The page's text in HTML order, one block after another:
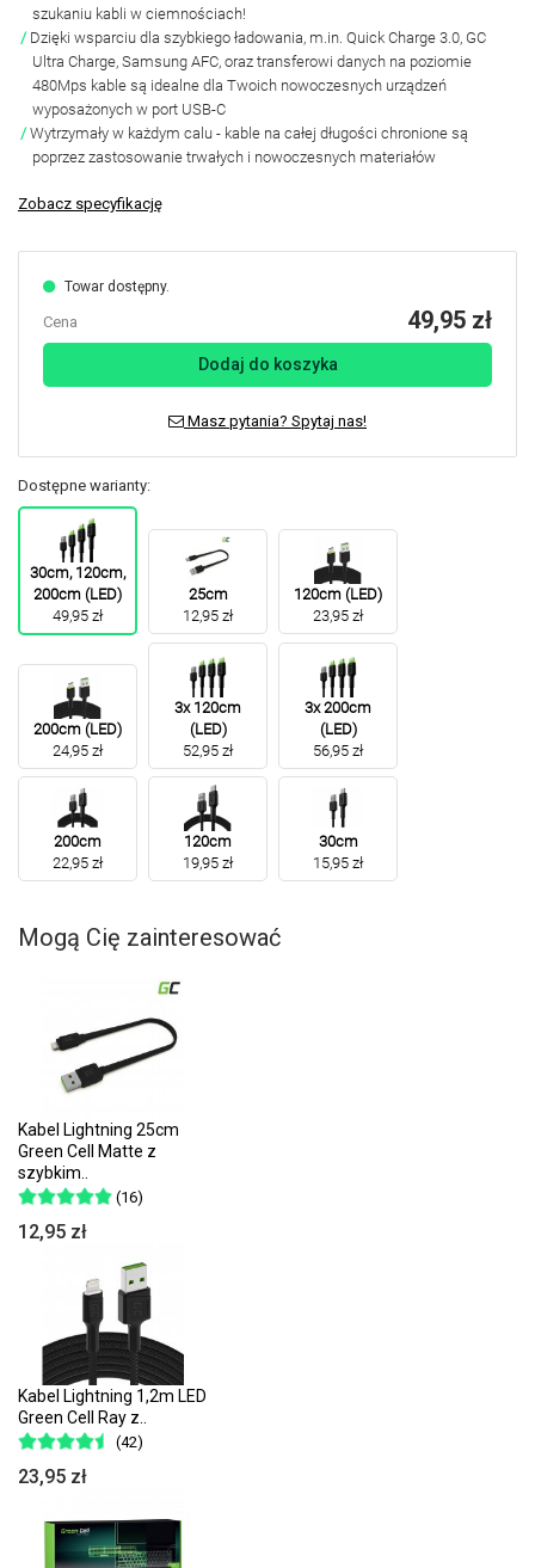
szukaniu kabli w ciemnościach!
Dzięki wsparciu dla szybkiego ładowania, m.in. Quick Charge 3.0, GC
Ultra Charge, Samsung AFC, oraz transferowi danych na poziomie
480Mps kable są idealne dla Twoich nowoczesnych urządzeń
wyposażonych w port USB-C
Wytrzymały w każdym calu - kable na całej długości chronione są
poprzez zastosowanie trwałych i nowoczesnych materiałów
Zobacz specyfikację
Towar dostępny.
Cena 49,95 zł
Dodaj do koszyka
Masz pytania? Spytaj nas!
Dostępne warianty:
30cm, 120cm,
200cm (LED)
49,95 zł
25cm
12,95 zł
120cm (LED)
23,95 zł
200cm (LED)
24,95 zł
3x 120cm
(LED)
52,95 zł
3x 200cm
(LED)
56,95 zł
200cm
22,95 zł
120cm
19,95 zł
30cm
15,95 zł
Mogą Cię zainteresować
Kabel Lightning 25cm
Green Cell Matte z
szybkim..
(16)
12,95 zł
Kabel Lightning 1,2m LED
Green Cell Ray z..
(42)
23,95 zł